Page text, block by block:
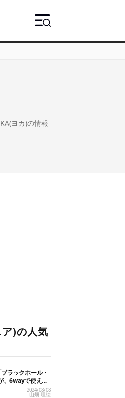
ヨカ)の情報
)の人気
ラックホール・
、6wayで使えて
りました2024/08/08
山畑 理絵